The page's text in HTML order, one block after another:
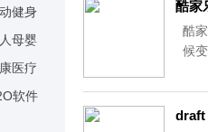
酷家
酷
候
都
软
draft
健身
母婴
医疗
软件